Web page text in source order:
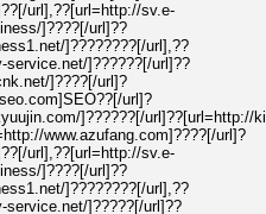
url],??[url=http://sv.e-
]????[/url]??
]????????[/url],??
service.net/]??????[/url]??
]????[/url]?
url]?
]??????[/url]??[url=http://
www.azufang.com]????[/url]?
url],??[url=http://sv.e-
]????[/url]??
]????????[/url],??
service.net/]?????[/url]??